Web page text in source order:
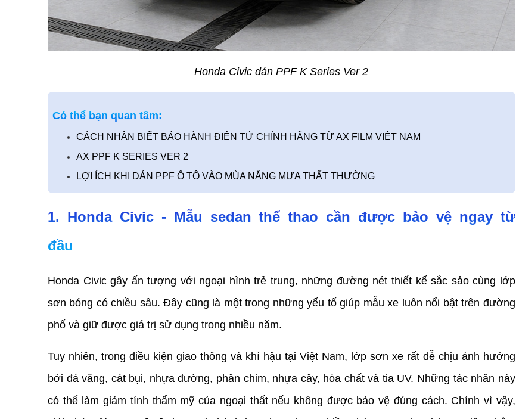
Honda Civic dán PPF K Series Ver 2
Có thể bạn quan tâm:
CÁCH NHẬN BIẾT BẢO HÀNH ĐIỆN TỬ CHÍNH HÃNG TỪ AX FILM VIỆT NAM
AX PPF K SERIES VER 2
LỢI ÍCH KHI DÁN PPF Ô TÔ VÀO MÙA NẮNG MƯA THẤT THƯỜNG
1. Honda Civic - Mẫu sedan thể thao cần được bảo vệ ngay từ
đầu
Honda Civic gây ấn tượng với ngoại hình trẻ trung, những đường nét thiết kế sắc sảo cùng lớp
sơn bóng có chiều sâu. Đây cũng là một trong những yếu tố giúp mẫu xe luôn nổi bật trên đường
phố và giữ được giá trị sử dụng trong nhiều năm.
Tuy nhiên, trong điều kiện giao thông và khí hậu tại Việt Nam, lớp sơn xe rất dễ chịu ảnh hưởng
bởi đá văng, cát bụi, nhựa đường, phân chim, nhựa cây, hóa chất và tia UV. Những tác nhân này
có thể làm giảm tính thẩm mỹ của ngoại thất nếu không được bảo vệ đúng cách. Chính vì vậy,